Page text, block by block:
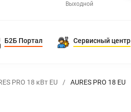
Выходной
Б2Б Портал Сервисный центр
PRO 18 кВт EU / AURES PRO 18 EU